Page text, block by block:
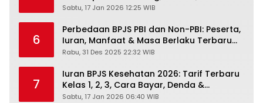
Sabtu, 17 Jan 2026 12:25 WIB
6
Perbedaan BPJS PBI dan Non-PBI: Peserta,
Iuran, Manfaat & Masa Berlaku Terbaru
2026
Rabu, 31 Des 2025 22:32 WIB
7
Iuran BPJS Kesehatan 2026: Tarif Terbaru
Kelas 1, 2, 3, Cara Bayar, Denda &
Panduan Lengkap Peserta JKN-KIS
Sabtu, 17 Jan 2026 06:40 WIB